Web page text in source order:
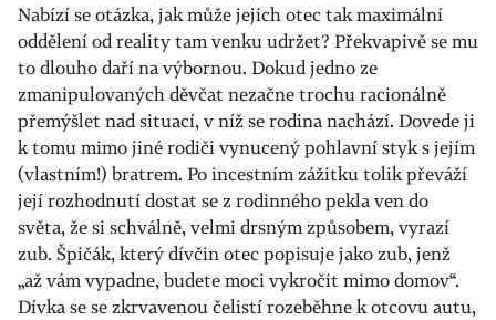
Nabízí se otázka, jak může jejich otec tak maximální
oddělení od reality tam venku udržet? Překvapivě se mu
to dlouho daří na výbornou. Dokud jedno ze
zmanipulovaných děvčat nezačne trochu racionálně
přemýšlet nad situací, v níž se rodina nachází. Dovede ji
k tomu mimo jiné rodiči vynucený pohlavní styk s jejím
(vlastním!) bratrem. Po incestním zážitku tolik převáží
její rozhodnutí dostat se z rodinného pekla ven do
světa, že si schválně, velmi drsným způsobem, vyrazí
zub. Špičák, který dívčin otec popisuje jako zub, jenž
„až vám vypadne, budete moci vykročit mimo domov“.
Dívka se se zkrvavenou čelistí rozeběhne k otcovu autu,